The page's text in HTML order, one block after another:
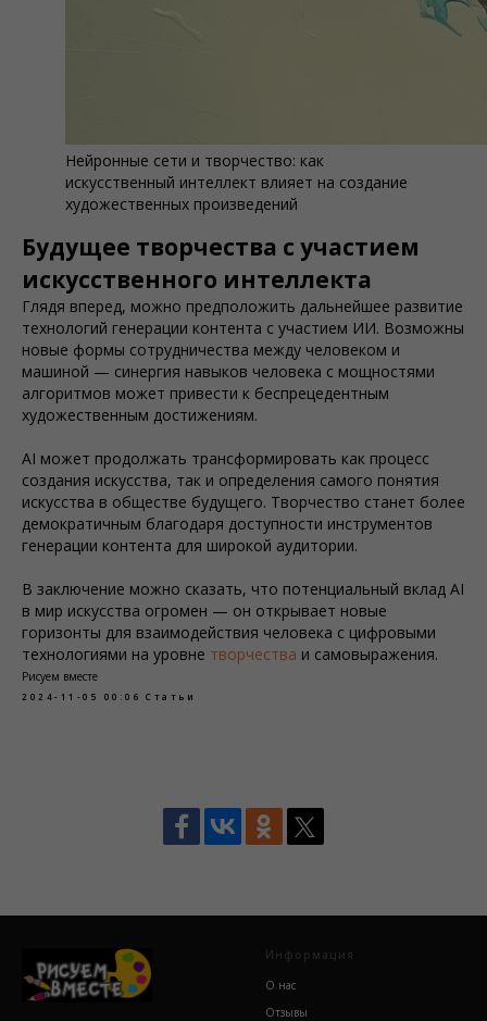
Нейронные сети и творчество: как
искусственный интеллект влияет на создание
художественных произведений
Будущее творчества с участием
искусственного интеллекта
Глядя вперед, можно предположить дальнейшее развитие
технологий генерации контента с участием ИИ. Возможны
новые формы сотрудничества между человеком и
машиной — синергия навыков человека с мощностями
алгоритмов может привести к беспрецедентным
художественным достижениям.
AI может продолжать трансформировать как процесс
создания искусства, так и определения самого понятия
искусства в обществе будущего. Творчество станет более
демократичным благодаря доступности инструментов
генерации контента для широкой аудитории.
В заключение можно сказать, что потенциальный вклад AI
в мир искусства огромен — он открывает новые
горизонты для взаимодействия человека с цифровыми
технологиями на уровне творчества и самовыражения.
Рисуем вместе
2024-11-05 00:06 Статьи
Информация
О нас
Отзывы